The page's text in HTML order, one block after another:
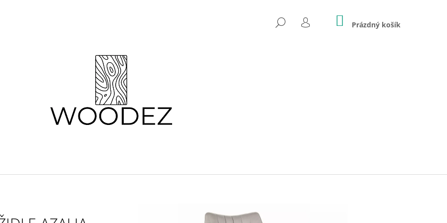
HLEDAT
PŘIHLÁŠENÍ
NÁKUPNÍ
KOŠÍK
Prázdný košík
CO POTŘEBUJETE NAJÍT?
HLEDAT
STOLKY DUBAK
KŘESLO TELLO BJORN